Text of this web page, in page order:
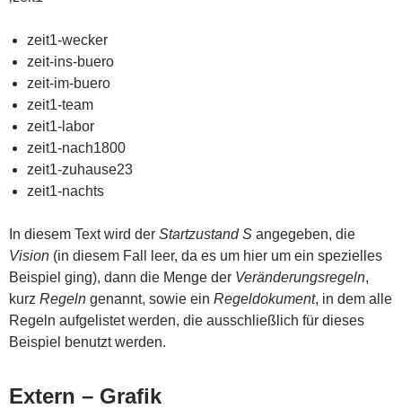
zeit1-wecker
zeit-ins-buero
zeit-im-buero
zeit1-team
zeit1-labor
zeit1-nach1800
zeit1-zuhause23
zeit1-nachts
In diesem Text wird der Startzustand S angegeben, die
Vision (in diesem Fall leer, da es um hier um ein spezielles
Beispiel ging), dann die Menge der Veränderungsregeln,
kurz Regeln genannt, sowie ein Regeldokument, in dem alle
Regeln aufgelistet werden, die ausschließlich für dieses
Beispiel benutzt werden.
Extern – Grafik